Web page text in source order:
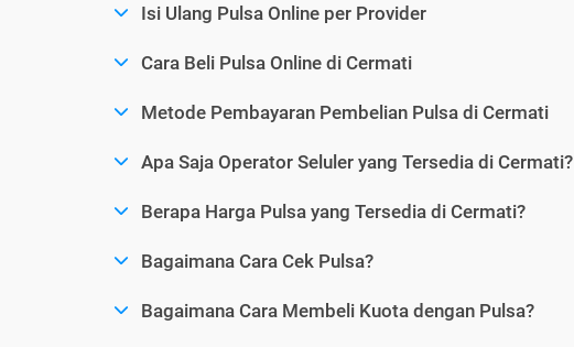
Isi Ulang Pulsa Online per Provider
Cara Beli Pulsa Online di Cermati
Metode Pembayaran Pembelian Pulsa di Cermati
Apa Saja Operator Seluler yang Tersedia di Cermati?
Berapa Harga Pulsa yang Tersedia di Cermati?
Bagaimana Cara Cek Pulsa?
Bagaimana Cara Membeli Kuota dengan Pulsa?